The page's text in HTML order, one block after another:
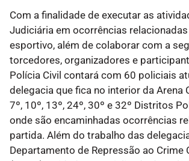
Com a finalidade de executar as
Judiciária em ocorrências
esportivo, além de colaborar com a
torcedores, organizadores e
Polícia Civil contará com 60 policiais
delegacia que fica no interior da Arena
7º, 10º, 13º, 24º, 30º e 32º Distritos
onde são encaminhadas ocorrências
partida. Além do trabalho das
Departamento de Repressão ao Crime